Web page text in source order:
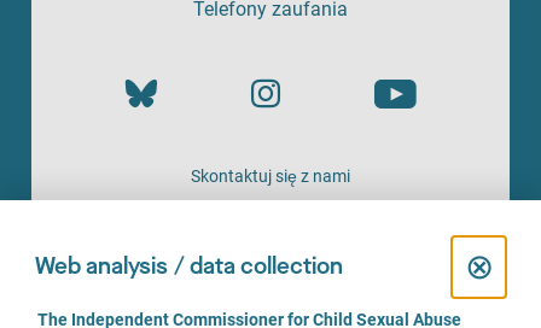
Telefony zaufania
Skontaktuj się z nami
OFERTA
Web analysis / data collection ⊗
C
l
C
The Independent Commissioner for Child Sexual Abuse